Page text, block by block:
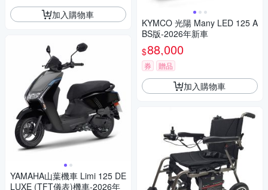
加入購物車
YAMAHA山葉機車 Limi 125 DE
LUXE (TFT儀表)機車-2026年
KYMCO 光陽 Many LED 125 A
BS版-2026年新車
$88,000
券 贈品
加入購物車